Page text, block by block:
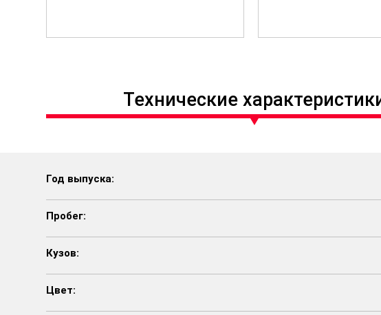
Технические
Год выпуска:
Пробег:
Кузов:
Цвет: